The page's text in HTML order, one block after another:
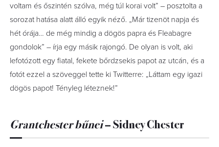
voltam és őszintén szólva, még túl korai volt” – posztolta a
sorozat hatása alatt álló egyik néző. „Már tizenöt napja és
hét órája… de még mindig a dögös papra és Fleabagre
gondolok” – írja egy másik rajongó. De olyan is volt, aki
lefotózott egy fiatal, fekete bőrdzsekis papot az utcán, és a
fotót ezzel a szöveggel tette ki Twitterre: „Láttam egy igazi
dögös papot! Tényleg léteznek!”
Grantchester bűnei– Sidney Chester